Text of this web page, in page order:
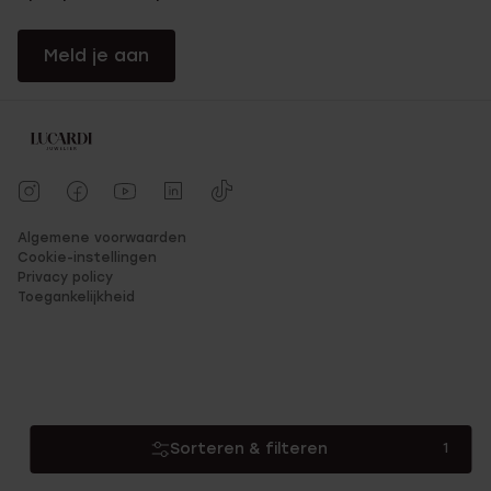
Sorteren & filteren 1
Kinderringen online bestellen
snel via Lucardi.be. Dat gaat eenvoudig, veilig en snel. Met één
muisklik plaats je je favoriete kinderring in het winkelmandje
Mastercard, VISA, Paypal of Afterpay. Nog snel even je
prachtige kinderring aan zijn of haar vinger! Is de kinderring te
groot, te klein of toch niet naar wens? Dan kan je de ring
gratis ruilen of terugsturen.
Meld je aan
Algemene voorwaarden
Cookie-instellingen
Privacy policy
Toegankelijkheid